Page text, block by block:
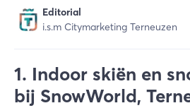
Editorial
i.s.m Citymarketing Terneuzen
1. Indoor skiën en
bij SnowWorld,